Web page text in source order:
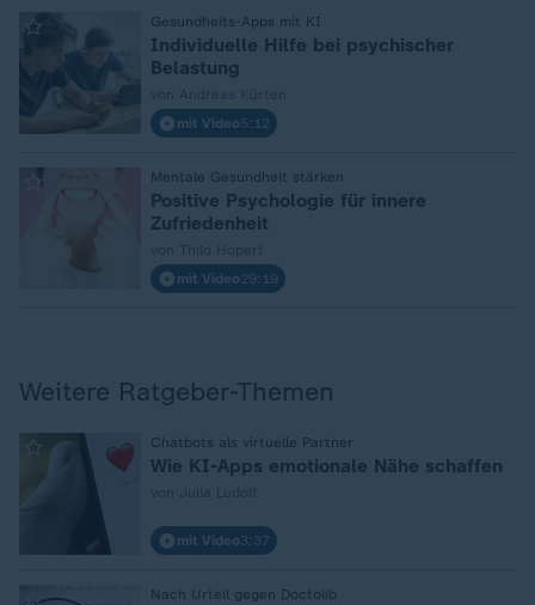
Gesundheits-Apps mit KI
Individuelle Hilfe bei psychischer
Belastung
mit Video5:12
Mentale Gesundheit stärken
Positive Psychologie für innere
Zufriedenheit
mit Video29:19
Weitere Ratgeber-Themen
Chatbots als virtuelle Partner
Wie KI-Apps emotionale Nähe schaffen
mit Video3:37
Nach Urteil gegen Doctolib